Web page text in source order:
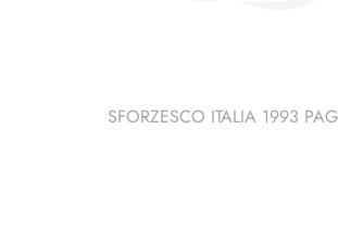
SFORZESCO ITALIA 1993